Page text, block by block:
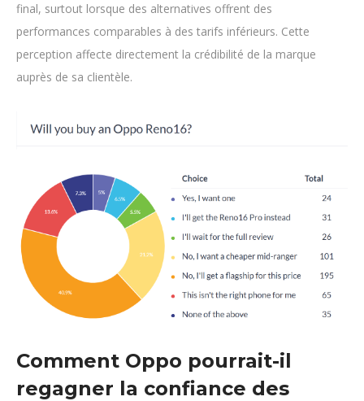
final, surtout lorsque des alternatives offrent des
performances comparables à des tarifs inférieurs. Cette
perception affecte directement la crédibilité de la marque
auprès de sa clientèle.
Comment Oppo pourrait-il
regagner la confiance des